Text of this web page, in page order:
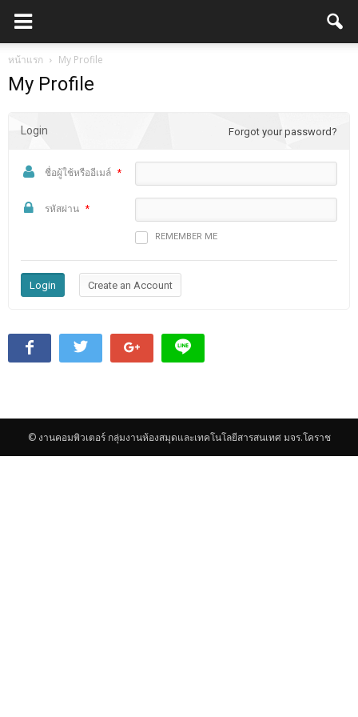
หน้าแรก My Profile
My Profile
Login Forgot your password?
ชื่อผู้ใช้หรืออีเมล์ *
รหัสผ่าน *
REMEMBER ME
© งานคอมพิวเตอร์ กลุ่มงานห้องสมุดและเทคโนโลยีสารสนเทศ มจร.โคราช